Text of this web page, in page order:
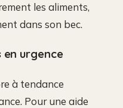
les aliments,
dans son bec.
en urgence
à tendance
Pour une aide